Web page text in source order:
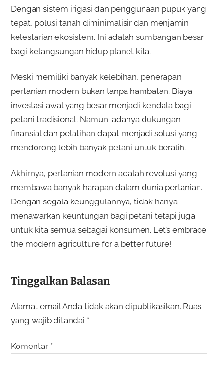
Dengan sistem irigasi dan penggunaan pupuk yang
tepat, polusi tanah diminimalisir dan menjamin
kelestarian ekosistem. Ini adalah sumbangan besar
bagi kelangsungan hidup planet kita.
Meski memiliki banyak kelebihan, penerapan
pertanian modern bukan tanpa hambatan. Biaya
investasi awal yang besar menjadi kendala bagi
petani tradisional. Namun, adanya dukungan
finansial dan pelatihan dapat menjadi solusi yang
mendorong lebih banyak petani untuk beralih.
Akhirnya, pertanian modern adalah revolusi yang
membawa banyak harapan dalam dunia pertanian.
Dengan segala keunggulannya, tidak hanya
menawarkan keuntungan bagi petani tetapi juga
untuk kita semua sebagai konsumen. Let’s embrace
the modern agriculture for a better future!
Tinggalkan Balasan
Alamat email Anda tidak akan dipublikasikan. Ruas
yang wajib ditandai *
Komentar *